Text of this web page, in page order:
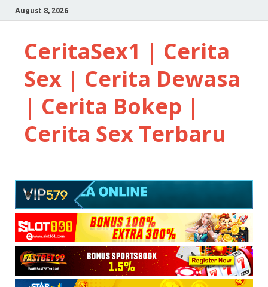
August 8, 2026
CeritaSex1 | Cerita
Sex | Cerita Dewasa
| Cerita Bokep |
Cerita Sex Terbaru